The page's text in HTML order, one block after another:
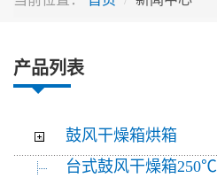
产品列表
鼓风干燥箱烘箱
台式鼓风干燥箱250℃